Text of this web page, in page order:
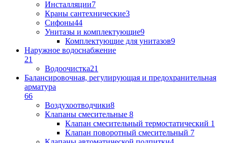
Инсталляции7
Краны сантехнические3
Сифоны44
Унитазы и комплектующие9
Комплектующие для унитазов9
Наружное водоснабжение
21
Водоочистка21
Балансировочная, регулирующая и предохранительная
арматура
66
Воздухоотводчики8
Клапаны cмесительные 8
Клапан cмесительный термостатический 1
Клапан поворотный cмесительный 7